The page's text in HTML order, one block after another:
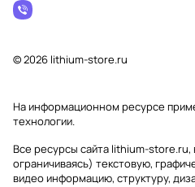
© 2026 lithium-store.ru
На информационном ресурсе
технологии.
Все ресурсы сайта lithium-store.ru,
ограничиваясь) текстовую,
видео информацию, структуру,